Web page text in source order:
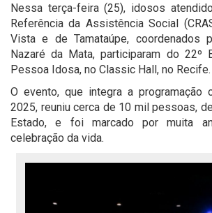
Nessa terça-feira (25), idosos
Referência da Assistência Social
Vista e de Tamataúpe, coordenados
Nazaré da Mata, participaram do 22º
Pessoa Idosa, no Classic Hall, no Recife.
O evento, que integra a programação
2025, reuniu cerca de 10 mil pessoas,
Estado, e foi marcado por muita
celebração da vida.